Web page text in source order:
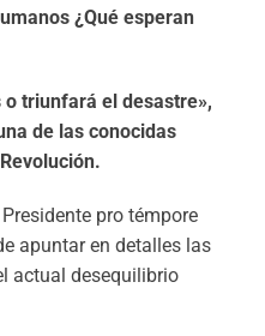
¿Qué esperan
triunfará el desastre»,
de las conocidas
pro témpore
apuntar en detalles las
actual desequilibrio